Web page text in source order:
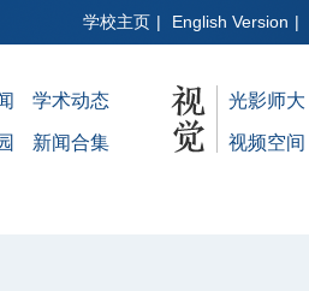
学校主页 | English Version |
学术动态
新闻合集
光影师大
视频空间